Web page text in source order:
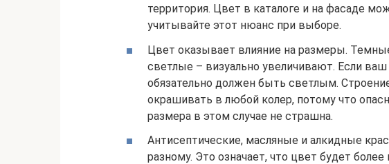
территория. Цвет в каталоге и на фасаде
учитывайте этот нюанс при выборе.
Цвет оказывает влияние на размеры.
светлые – визуально увеличивают. Если
обязательно должен быть светлым.
окрашивать в любой колер, потому что
размера в этом случае не страшна.
Антисептические, масляные и алкидные
разному. Это означает, что цвет будет